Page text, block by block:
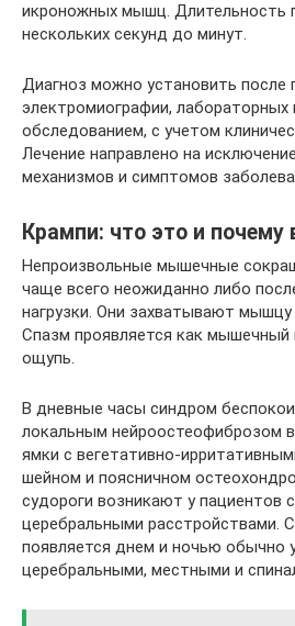
икроножных мышц. Длительность
нескольких секунд до минут.
Диагноз можно установить после
электромиографии, лабораторных
обследованием, с учетом
Лечение направлено на
механизмов и симптомов
Крампи: что это и почему
Непроизвольные мышечные
чаще всего неожиданно либо
нагрузки. Они захватывают мышцу
Спазм проявляется как мышечный
ощупь.
В дневные часы синдром
локальным нейроостеофиброзом
ямки с вегетативно-
шейном и поясничном
судороги возникают у пациентов
церебральными расстройствами.
появляется днем и ночью обычно
церебральными, местными и